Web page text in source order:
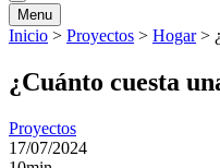
Menu
Inicio > Proyectos > Hogar >
¿Cuánto cuesta
Proyectos
17/07/2024